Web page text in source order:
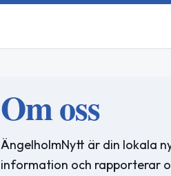
Om oss
ÄngelholmNytt är din lokala
information och rapporterar